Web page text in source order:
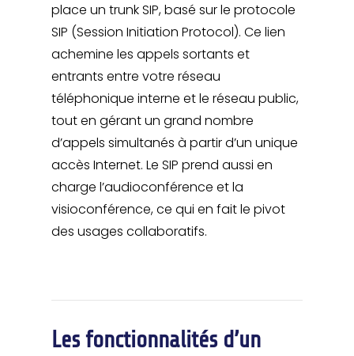
place un trunk SIP, basé sur le protocole
SIP (Session Initiation Protocol). Ce lien
achemine les appels sortants et
entrants entre votre réseau
téléphonique interne et le réseau public,
tout en gérant un grand nombre
d’appels simultanés à partir d’un unique
accès Internet. Le SIP prend aussi en
charge l’audioconférence et la
visioconférence, ce qui en fait le pivot
des usages collaboratifs.
Les fonctionnalités d’un